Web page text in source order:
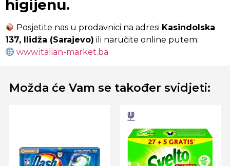
higijenu.
Posjetite nas u prodavnici na adresi Kasindolska
137, Ilidža (Sarajevo) ili naručite online putem:
www.italian-market.ba
Možda će Vam se također svidjeti: